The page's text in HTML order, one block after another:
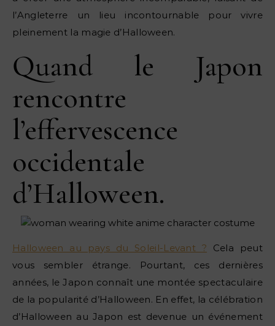
l’Angleterre un lieu incontournable pour vivre
pleinement la magie d’Halloween.
Quand le Japon
rencontre
l’effervescence
occidentale
d’Halloween.
Halloween au pays du Soleil-Levant ? Cela peut
vous sembler étrange. Pourtant, ces dernières
années, le Japon connaît une montée spectaculaire
de la popularité d’Halloween. En effet, la célébration
d’Halloween au Japon est devenue un événement